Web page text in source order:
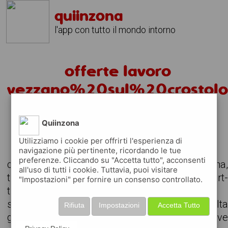
quiinzona
l'app con tutto il mondo intorno
offerte lavoro
vezzano%20sul%20crostolo
consulta le offerte di lavoro attive nella zona,
trova il lavoro che stavi cercando, anche part-
time o da svolgere in remoto
scarica gratuitamente l'app e consulta
giornalmente gli annunci delle aziende attive
Quiinzona
Utilizziamo i cookie per offrirti l'esperienza di
navigazione più pertinente, ricordando le tue
preferenze. Cliccando su "Accetta tutto", acconsenti
all'uso di tutti i cookie. Tuttavia, puoi visitare
"Impostazioni" per fornire un consenso controllato.
Accetta Tutto
Impostazioni
Rifiuta